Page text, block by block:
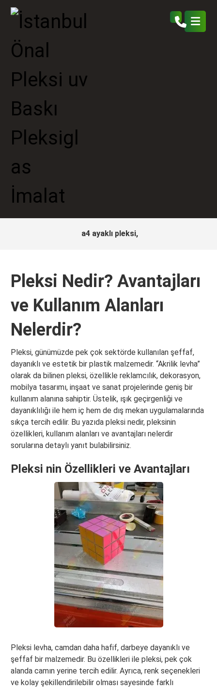
a4 ayaklı pleksi,
Pleksi Nedir? Avantajları
ve Kullanım Alanları
Nelerdir?
Pleksi, günümüzde pek çok sektörde kullanılan şeffaf,
dayanıklı ve estetik bir plastik malzemedir. “Akrilik levha”
olarak da bilinen pleksi, özellikle reklamcılık, dekorasyon,
mobilya tasarımı, inşaat ve sanat projelerinde geniş bir
kullanım alanına sahiptir. Üstelik, ışık geçirgenliği ve
dayanıklılığı ile hem iç hem de dış mekan uygulamalarında
sıkça tercih edilir. Bu yazıda pleksi nedir, pleksinin
özellikleri, kullanım alanları ve avantajları nelerdir
sorularına detaylı yanıt bulabilirsiniz.
Pleksi nin Özellikleri ve Avantajları
Pleksi levha, camdan daha hafif, darbeye dayanıklı ve
şeffaf bir malzemedir. Bu özellikleri ile pleksi, pek çok
alanda camın yerine tercih edilir. Ayrıca, renk seçenekleri
ve kolay şekillendirilebilir olması sayesinde farklı